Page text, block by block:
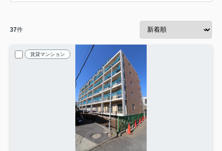
37件
賃貸マンション